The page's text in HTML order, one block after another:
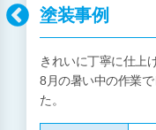
塗装事例
きれいに丁寧に仕上
8月の暑い中の作業
た。